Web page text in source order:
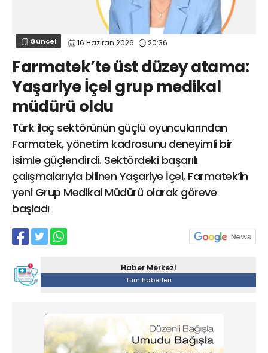
Güncel 16 Haziran 2026 20:36
Farmatek’te üst düzey atama:
Yaşariye İçel grup medikal
müdürü oldu
Türk ilaç sektörünün güçlü oyuncularından
Farmatek, yönetim kadrosunu deneyimli bir
isimle güçlendirdi. Sektördeki başarılı
çalışmalarıyla bilinen Yaşariye İçel, Farmatek’in
yeni Grup Medikal Müdürü olarak göreve
başladı
Haber Merkezi
Tüm haberleri
GÖZ HASTALIKLARI
SAĞLIK
GASTROENTEROLOJİ
ÇOCUK SAĞLIĞI VE HASTALIKLARI
GENEL CERRAHİ
GÖGÜS HASTALIKLARI
DERMATOLOJİ
ENDOKRİNOLOJİ
NÖROLOJİ
ORTOPEDİ VE TRAVMATOLOJİ
FİZİK TEDAVİ VE REHABİLİTASYON
Web TV Galeri Yazarlar
sagliktabugun@gmail.com